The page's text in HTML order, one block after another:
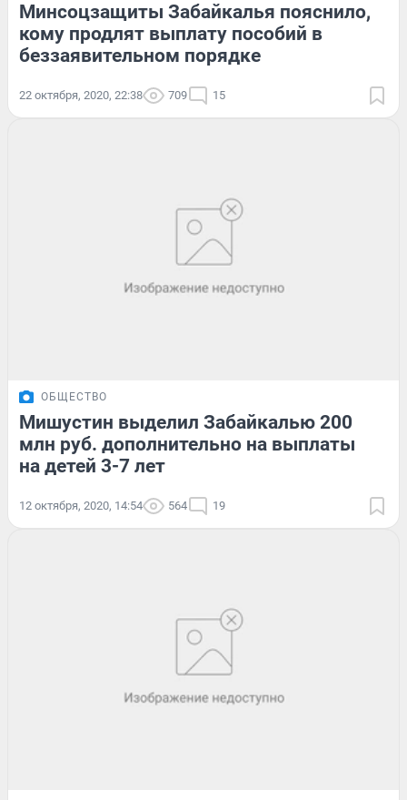
Минсоцзащиты Забайкалья пояснило,
кому продлят выплату пособий в
беззаявительном порядке
22 октября, 2020, 22:38 709 15
ОБЩЕСТВО
Мишустин выделил Забайкалью 200
млн руб. дополнительно на выплаты
на детей 3-7 лет
12 октября, 2020, 14:54 564 19